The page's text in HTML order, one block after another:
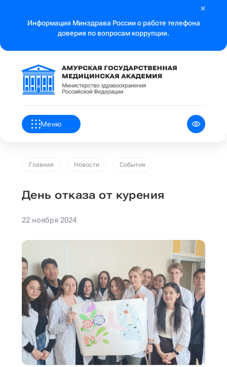
Информация Минздрава России о работе телефона
доверия по вопросам коррупции.
Меню
Главная Новости События
День отказа от курения
22 ноября 2024